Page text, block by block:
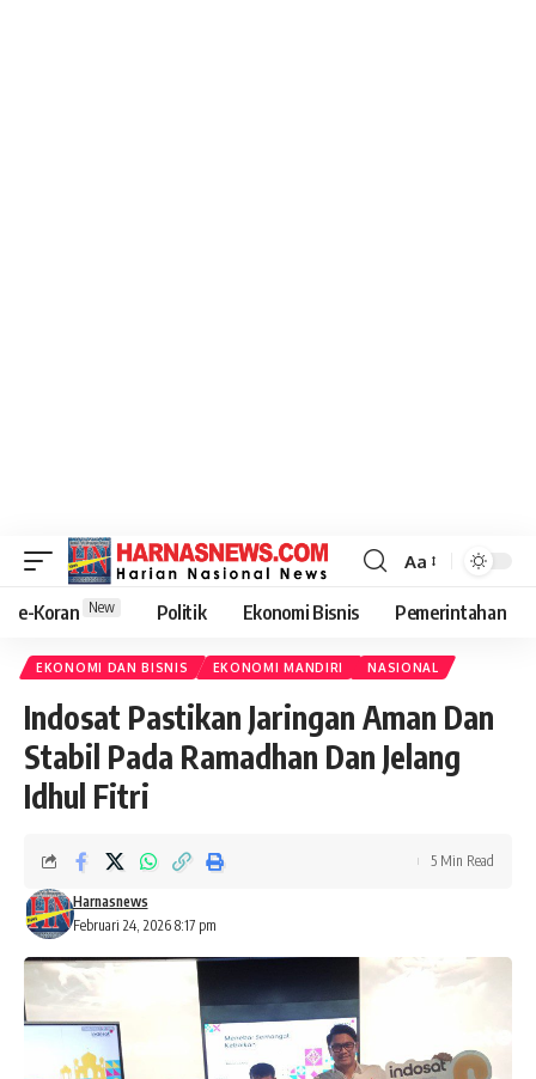
Aa
e-Koran New Politik Ekonomi Bisnis Pemerintahan
EKONOMI DAN BISNIS EKONOMI MANDIRI NASIONAL
Indosat Pastikan Jaringan Aman Dan
Stabil Pada Ramadhan Dan Jelang
Idhul Fitri
Februari 24, 2026 8:17 pm
Harnasnews
5 Min Read